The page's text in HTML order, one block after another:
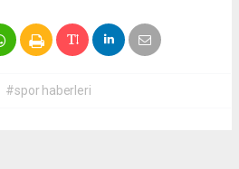
#spor haberleri